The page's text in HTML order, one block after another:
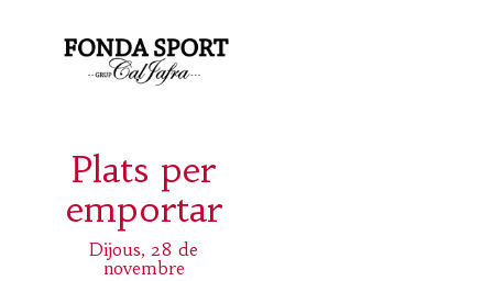
Plats per
emportar
Dijous, 28 de
novembre